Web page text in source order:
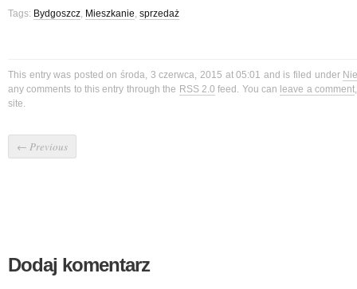
Tags: Bydgoszcz, Mieszkanie, sprzedaż
This entry was posted on środa, 3 czerwca, 2015 at 05:01 and is filed under
any comments to this entry through the RSS 2.0 feed. You can leave a comment
site.
← Previous
Dodaj komentarz